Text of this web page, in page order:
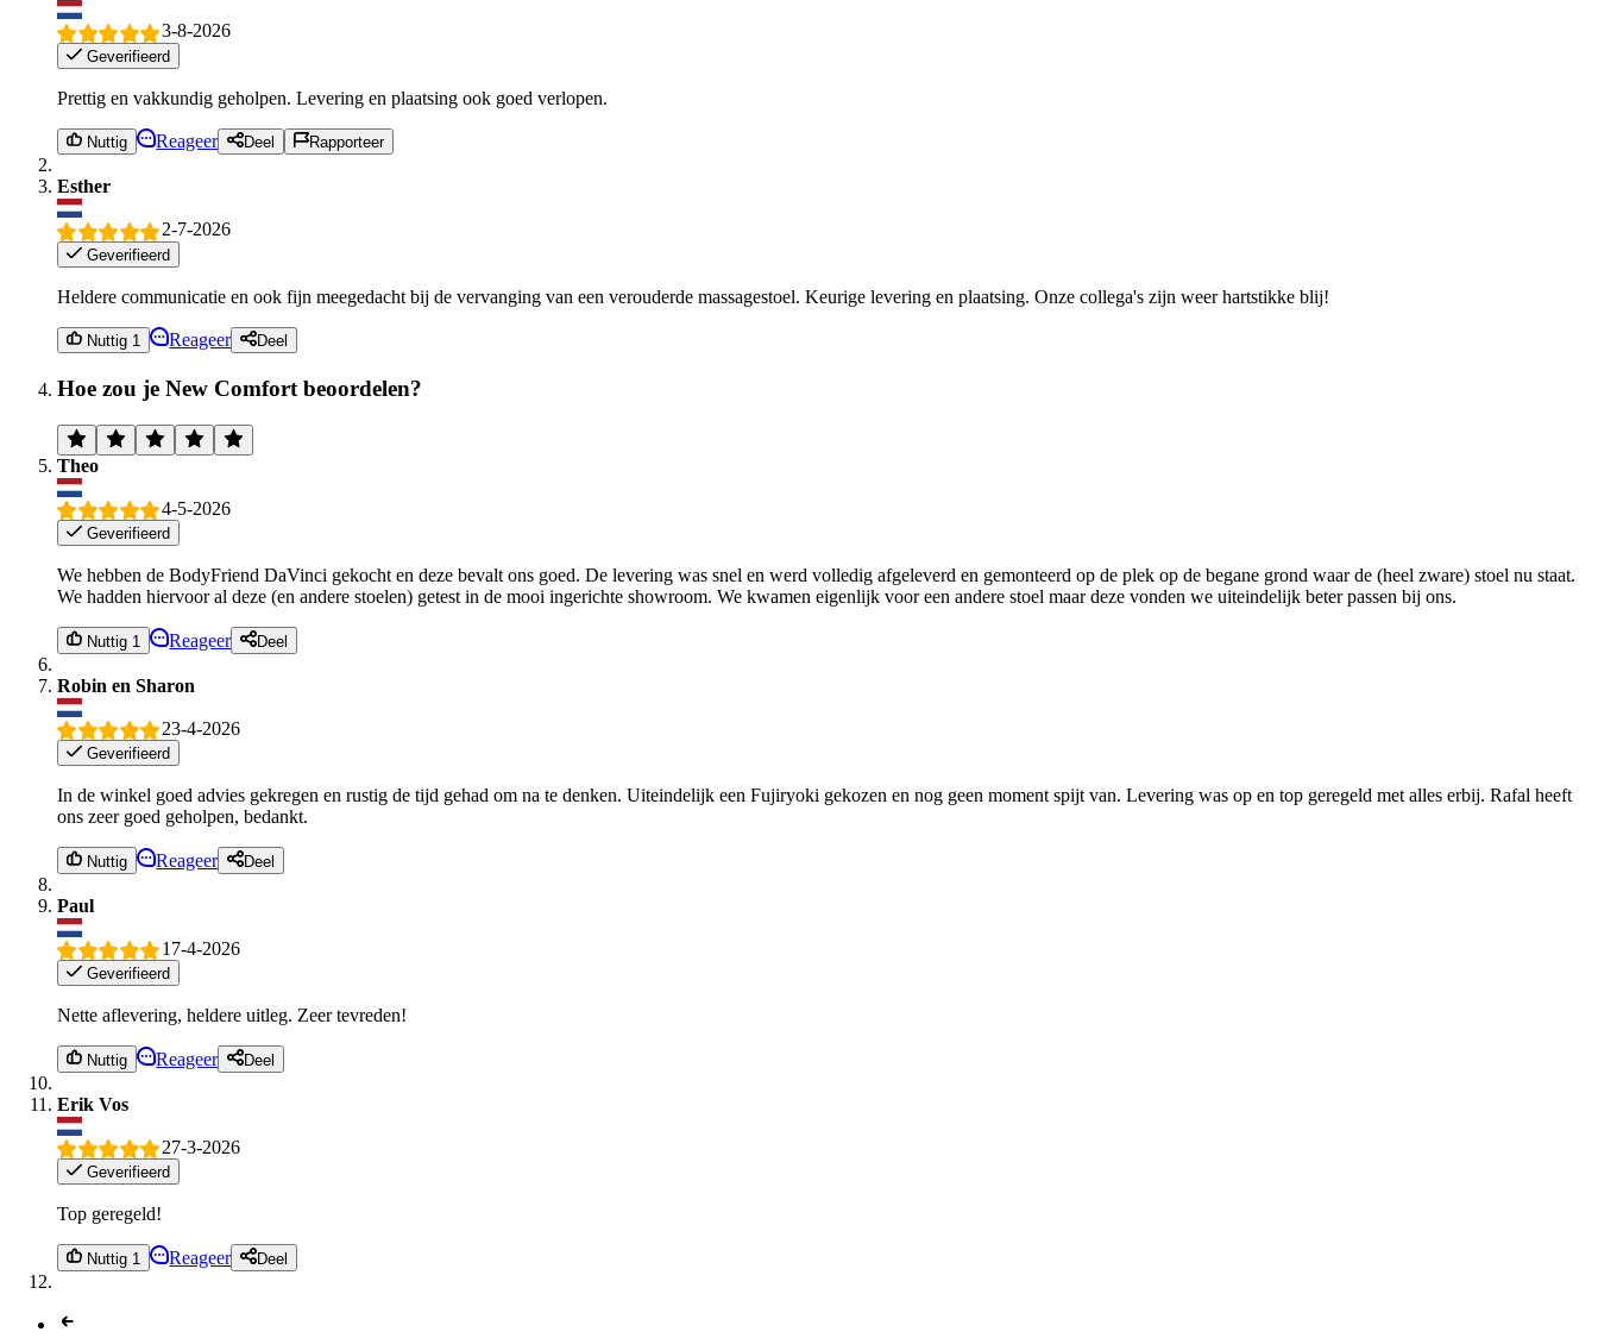
3-8-2026
Geverifieerd
Prettig en vakkundig geholpen. Levering en plaatsing ook goed verlopen.
Nuttig Reageer Deel Rapporteer
Esther
2-7-2026
Geverifieerd
Heldere communicatie en ook fijn meegedacht bij de vervanging van een verouderde massagestoel. Keurige levering en plaatsing. Onze collega's zijn weer hartstikke blij!
Nuttig 1 Reageer Deel
Hoe zou je New Comfort beoordelen?
Theo
4-5-2026
Geverifieerd
We hebben de BodyFriend DaVinci gekocht en deze bevalt ons goed. De levering was snel en werd volledig afgeleverd en gemonteerd op de plek op de begane grond waar de (heel zware) stoel nu staat.
We hadden hiervoor al deze (en andere stoelen) getest in de mooi ingerichte showroom. We kwamen eigenlijk voor een andere stoel maar deze vonden we uiteindelijk beter passen bij ons.
Nuttig 1 Reageer Deel
Robin en Sharon
23-4-2026
Geverifieerd
In de winkel goed advies gekregen en rustig de tijd gehad om na te denken. Uiteindelijk een Fujiryoki gekozen en nog geen moment spijt van. Levering was op en top geregeld met alles erbij. Rafal heeft
ons zeer goed geholpen, bedankt.
Nuttig Reageer Deel
Paul
17-4-2026
Geverifieerd
Nette aflevering, heldere uitleg. Zeer tevreden!
Nuttig Reageer Deel
Erik Vos
27-3-2026
Geverifieerd
Top geregeld!
Nuttig 1 Reageer Deel